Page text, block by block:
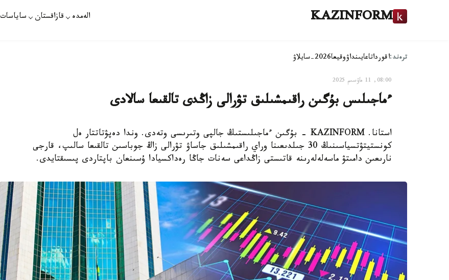
KAZINFORM الەمدە قازاقستان ساياسات
ترەند:اقورداتاعايىنداۋوقيعا2026-سايلاۋ
08:00, 11 ماۋسىم 2025
ءماجىلىس بۇگىن راقىمشىلىق تۋرالى زاڭدى تالقىعا سالادى
استانا. KAZINFORM - بۇگىن ءماجىلىستىڭ جالپى وتىرىسى وتەدى. وندا دەپۋتاتتار ەل
كونستيتۋتسياسىنىڭ 30 جىلدىعىنا وراي راقىمشىلىق جاساۋ تۋرالى زاڭ جوباسىن تالقىعا سالىپ، قارجى
نارىعىن دامىتۋ ماسەلەلەرىنە قاتىستى زاڭداعى سەنات جاڭا رەداكسيادا ۇسىنعان باپتاردى پىسىقتايدى.